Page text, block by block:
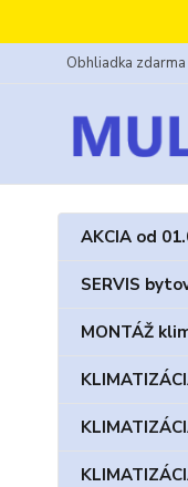
Obhliadka zdarma
AKCIA od
SERVIS
MONTÁŽ